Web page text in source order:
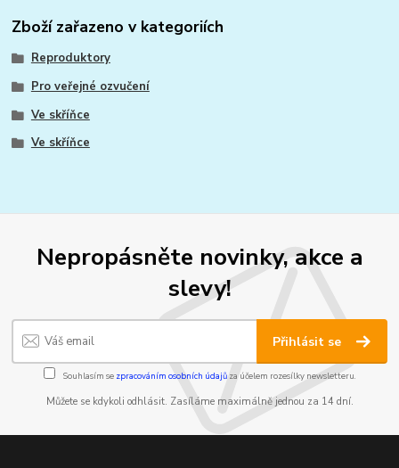
Zboží zařazeno v kategoriích
Reproduktory
Pro veřejné ozvučení
Ve skříňce
Ve skříňce
Nepropásněte novinky, akce a
slevy!
Přihlásit se
Souhlasím se zpracováním osobních údajůza účelem rozesílky newsletteru.
Můžete se kdykoli odhlásit. Zasíláme maximálně jednou za 14 dní.